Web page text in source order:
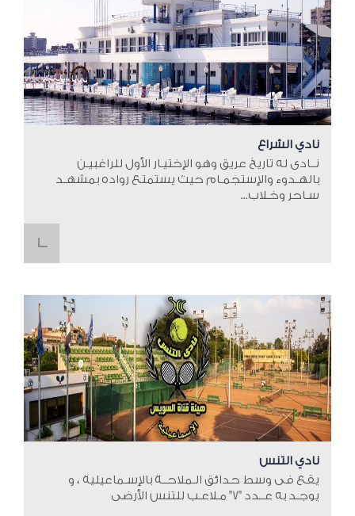
نادي الشراع
نــادى له تاريخ عريق وهو الإختيـار الأول للراغبيـن
بالهـدوء والإستجمـام حيث يستمتع رواده بمشهـد
سـاحر وخـلاب...
نادي التنس
يقع فى وسط حدائق الـملاحــة بالإسـماعيلية ، و
يوجـد به عــدد "7" مـلاعـب للتنس الأرضى